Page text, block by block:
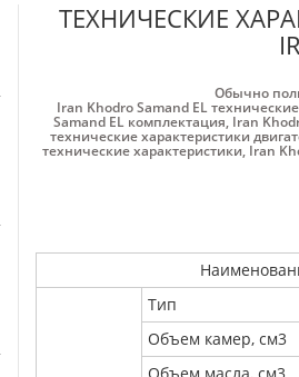
ТЕХНИЧЕСКИЕ
Обычно
Iran Khodro Samand EL
Samand EL комплектация, Iran
технические характеристики
технические характеристики, Iran
Тип
Объем камер, см3